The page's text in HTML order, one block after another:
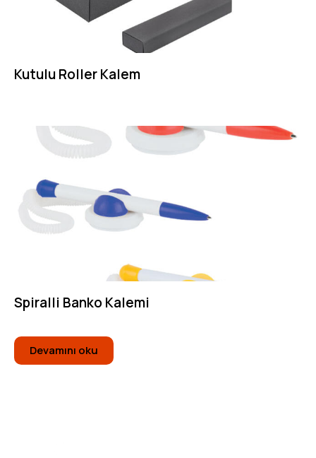
Kutulu Roller Kalem
Spiralli Banko Kalemi
Devamını oku